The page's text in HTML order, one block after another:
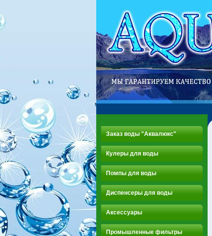
Заказ воды "Аквалюкс"
Кулеры для воды
Помпы для воды
Диспенсеры для воды
Аксессуары
Промышленные фильтры